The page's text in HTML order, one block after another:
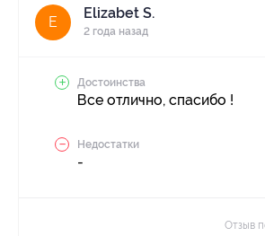
E
Elizabet S.
2 года назад
Достоинства
Все отлично, спасибо !
Недостатки
-
Отзыв